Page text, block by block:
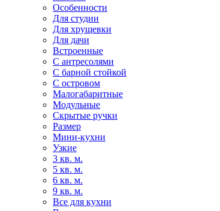
Особенности
Для студии
Для хрущевки
Для дачи
Встроенные
С антресолями
С барной стойкой
С островом
Малогабаритные
Модульные
Скрытые ручки
Размер
Мини-кухни
Узкие
3 кв. м.
5 кв. м.
6 кв. м.
9 кв. м.
Все для кухни